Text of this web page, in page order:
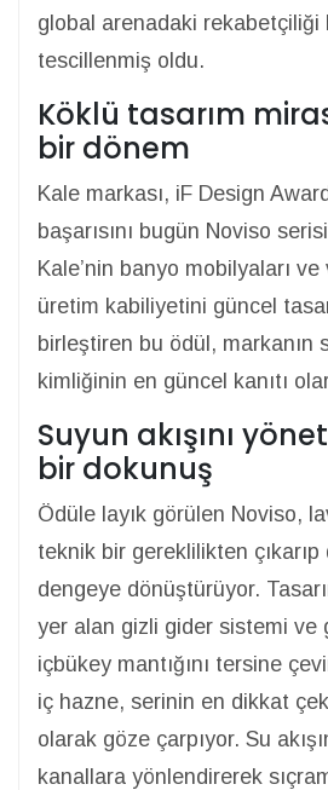
global arenadaki rekabetçiliği
tescillenmiş oldu.
Köklü tasarım
bir dönem
Kale markası, iF Design
başarısını bugün Noviso
Kale’nin banyo mobilyaları
üretim kabiliyetini güncel
birleştiren bu ödül, markanın
kimliğinin en güncel kanıtı
Suyun akışını
bir dokunuş
Ödüle layık görülen Noviso,
teknik bir gereklilikten
dengeye dönüştürüyor.
yer alan gizli gider sistemi ve
içbükey mantığını tersine
iç hazne, serinin en dikkat
olarak göze çarpıyor. Su
kanallara yönlendirerek